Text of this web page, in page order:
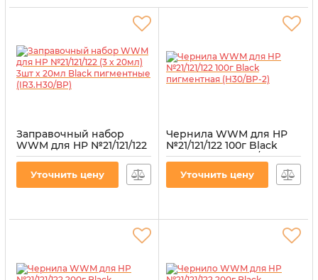
Заправочный набор
WWM для HP №21/121/122
(3 x 20мл) 3шт x 20мл
(IR3.H30/BP)
Уточнить цену
Чернила WWM для HP
№21/121/122 100г Black
пигментная (H30/BP-2)
Артикул:
Уточнить цену